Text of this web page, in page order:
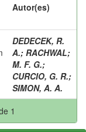
Autor(es)
DEDECEK, R.
A.; RACHWAL;
M. F. G.;
CURCIO, G. R.;
SIMON, A. A.
1